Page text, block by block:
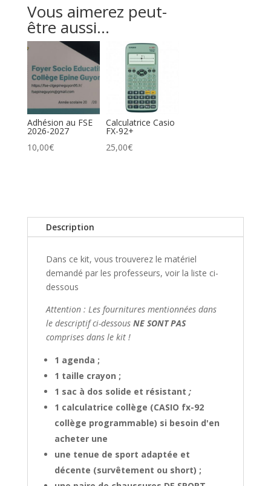
Vous aimerez peut-
être aussi…
Adhésion au FSE
2026-2027
10,00€
Calculatrice Casio
FX-92+
25,00€
Description
Dans ce kit, vous trouverez le matériel
demandé par les professeurs, voir la liste ci-
dessous
Attention : Les fournitures mentionnées dans
le descriptif ci-dessous NE SONT PAS
comprises dans le kit !
1 agenda ;
1 taille crayon ;
1 sac à dos solide et résistant ;
1 calculatrice collège (CASIO fx-92
collège programmable) si besoin d'en
acheter une
une tenue de sport adaptée et
décente (survêtement ou short) ;